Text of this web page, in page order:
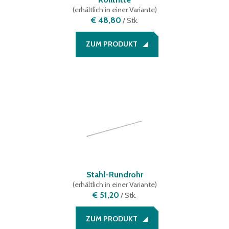
(erhältlich in einer Variante)
€ 48,80 /Stk.
ZUM PRODUKT
Stahl-Rundrohr
(erhältlich in einer Variante)
€ 51,20 /Stk.
ZUM PRODUKT